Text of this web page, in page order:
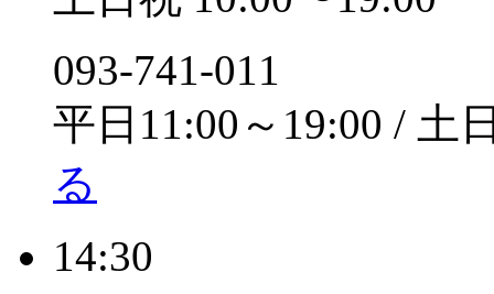
093-741-011
平日11:00～19:00 / 土
る
14:30